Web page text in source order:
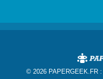
© 2026 PAPERGEEK.FR :